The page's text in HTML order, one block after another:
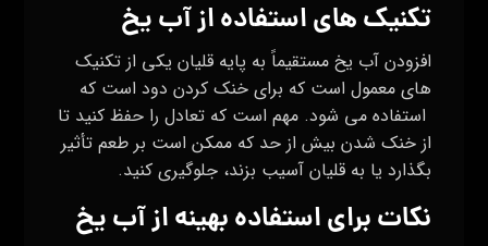
تکنیک‌ های استفاده از آب یخ
افزودن آب یخ مستقیماً به پایه قلیان یکی از تکنیک‌
های معمول است که برای خنک کردن دود است که
استفاده می‌ شود. مهم است که تعادل را حفظ کنید تا
از خنک‌ شدن بیش از حد که ممکن است بر طعم تأثیر
بگذارد یا به قلیان آسیب بزند، جلوگیری کنید.
نکات برای استفاده بهینه از آب یخ